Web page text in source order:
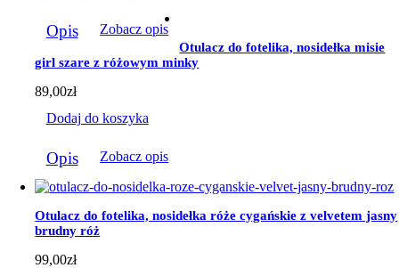
Opis Zobacz opis
Otulacz do fotelika, nosidełka misie
girl szare z różowym minky
89,00zł
Dodaj do koszyka
Opis Zobacz opis
Otulacz do fotelika, nosidełka róże cygańskie z velvetem jasny
brudny róż
99,00zł